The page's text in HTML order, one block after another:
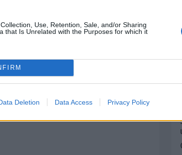
Use, Retention, Sale, and/or Sharing
that Is Unrelated with the Purposes for which it
Deletion Data Access Privacy Policy